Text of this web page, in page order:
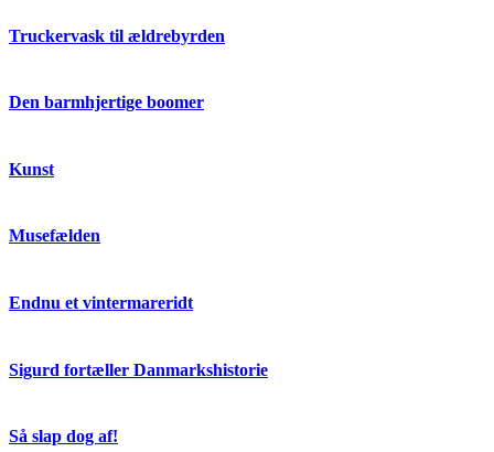
Truckervask til ældrebyrden
Den barmhjertige boomer
Kunst
Musefælden
Endnu et vintermareridt
Sigurd fortæller Danmarkshistorie
Så slap dog af!